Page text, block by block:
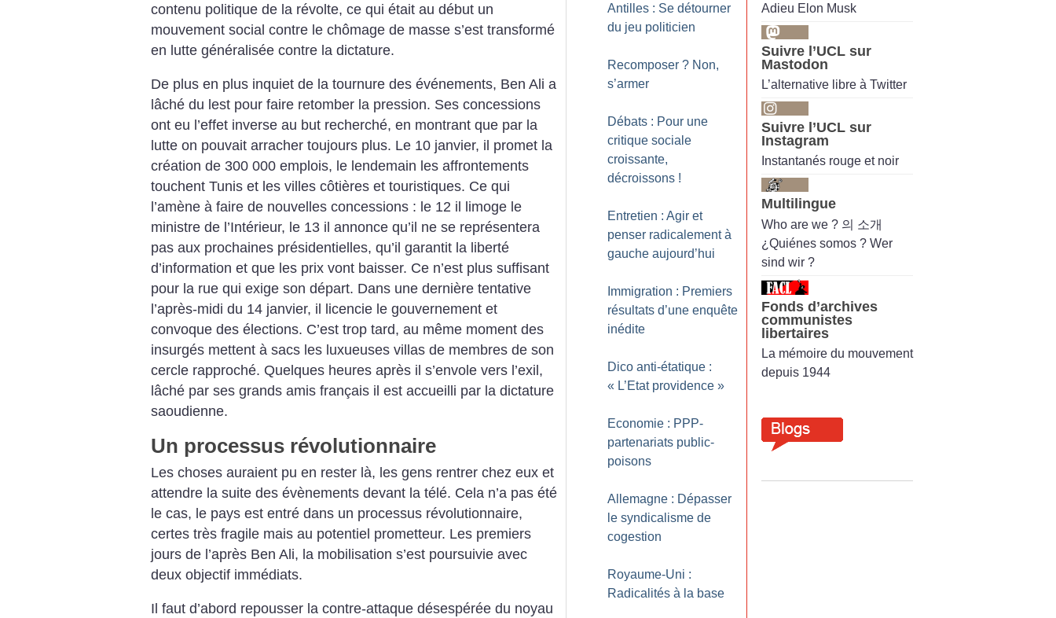
contenu politique de la révolte, ce qui était au début un
mouvement social contre le chômage de masse s’est transformé
en lutte généralisée contre la dictature.
De plus en plus inquiet de la tournure des événements, Ben Ali a
lâché du lest pour faire retomber la pression. Ses concessions
ont eu l’effet inverse au but recherché, en montrant que par la
lutte on pouvait arracher toujours plus. Le 10 janvier, il promet la
création de 300 000 emplois, le lendemain les affrontements
touchent Tunis et les villes côtières et touristiques. Ce qui
l’amène à faire de nouvelles concessions : le 12 il limoge le
ministre de l’Intérieur, le 13 il annonce qu’il ne se représentera
pas aux prochaines présidentielles, qu’il garantit la liberté
d’information et que les prix vont baisser. Ce n’est plus suffisant
pour la rue qui exige son départ. Dans une dernière tentative
l’après-midi du 14 janvier, il licencie le gouvernement et
convoque des élections. C’est trop tard, au même moment des
insurgés mettent à sacs les luxueuses villas de membres de son
cercle rapproché. Quelques heures après il s’envole vers l’exil,
lâché par ses grands amis français il est accueilli par la dictature
saoudienne.
Un processus révolutionnaire
Les choses auraient pu en rester là, les gens rentrer chez eux et
attendre la suite des évènements devant la télé. Cela n’a pas été
le cas, le pays est entré dans un processus révolutionnaire,
certes très fragile mais au potentiel prometteur. Les premiers
jours de l’après Ben Ali, la mobilisation s’est poursuivie avec
deux objectif immédiats.
Il faut d’abord repousser la contre-attaque désespérée du noyau
Antilles : Se détourner
du jeu politicien
Recomposer ? Non,
s’armer
Débats : Pour une
critique sociale
croissante,
décroissons !
Entretien : Agir et
penser radicalement à
gauche aujourd’hui
Immigration : Premiers
résultats d’une enquête
inédite
Dico anti-étatique :
« L’Etat providence »
Economie : PPP-
partenariats public-
poisons
Allemagne : Dépasser
le syndicalisme de
cogestion
Royaume-Uni :
Radicalités à la base
Adieu Elon Musk
Suivre l’UCL sur
Mastodon
L’alternative libre à Twitter
Suivre l’UCL sur
Instagram
Instantanés rouge et noir
Multilingue
Who are we ? 의 소개
¿Quiénes somos ? Wer
sind wir ?
Fonds d’archives
communistes
libertaires
La mémoire du mouvement
depuis 1944